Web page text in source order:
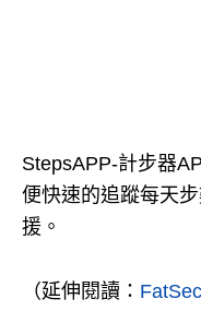
StepsAPP-計步器
便快速的追蹤每天
援。
（延伸閱讀：